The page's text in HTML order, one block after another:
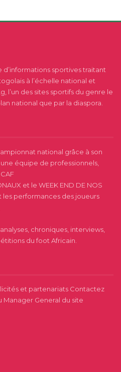
sportives traitant
à l’échelle national et
l’un des sites sportifs du genre le
national que par la diaspora.
national grâce à son
équipe de professionnels,
et le WEEK END DE NOS
les performances des joueurs
chroniques, interviews,
du foot Africain.
et partenariats Contactez
Manager General du site